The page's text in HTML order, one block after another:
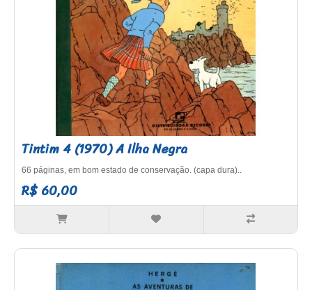
Tintim 4 (1970) A Ilha Negra
66 páginas, em bom estado de conservação. (capa dura)..
R$ 60,00